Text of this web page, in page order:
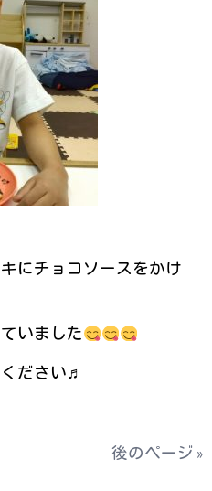
にチョコソースをかけ
いました
ださい♬
後のページ »